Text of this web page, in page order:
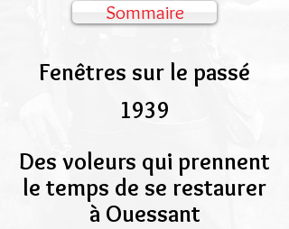
Fenêtres sur le passé
1939
Des voleurs qui prennent
le temps de se restaurer
à Ouessant
Sommaire